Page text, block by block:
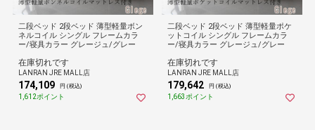
二段ベッド 2段ベッド 薄型軽量ボン
ネルコイル シングル フレームカラ
ー/寝具カラー グレージュ/グレー
在庫切れです
LANRAN JRE MALL店
174,109 円 (税込)
1,612ポイント
二段ベッド 2段ベッド 薄型軽量ポケ
ットコイル シングル フレームカラ
ー/寝具カラー グレージュ/グレー
在庫切れです
LANRAN JRE MALL店
179,642 円 (税込)
1,663ポイント